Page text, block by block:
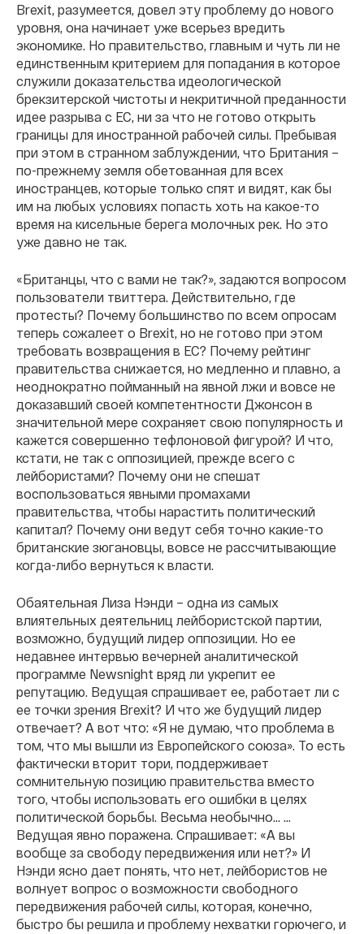
Brexit, разумеется, довел эту проблему до нового
уровня, она начинает уже всерьез вредить
экономике. Но правительство, главным и чуть ли не
единственным критерием для попадания в которое
служили доказательства идеологической
брекзитерской чистоты и некритичной преданности
идее разрыва с ЕС, ни за что не готово открыть
границы для иностранной рабочей силы. Пребывая
при этом в странном заблуждении, что Британия –
по-прежнему земля обетованная для всех
иностранцев, которые только спят и видят, как бы
им на любых условиях попасть хоть на какое-то
время на кисельные берега молочных рек. Но это
уже давно не так.
«Британцы, что с вами не так?», задаются вопросом
пользователи твиттера. Действительно, где
протесты? Почему большинство по всем опросам
теперь сожалеет о Brexit, но не готово при этом
требовать возвращения в ЕС? Почему рейтинг
правительства снижается, но медленно и плавно, а
неоднократно пойманный на явной лжи и вовсе не
доказавший своей компетентности Джонсон в
значительной мере сохраняет свою популярность и
кажется совершенно тефлоновой фигурой? И что,
кстати, не так с оппозицией, прежде всего с
лейбористами? Почему они не спешат
воспользоваться явными промахами
правительства, чтобы нарастить политический
капитал? Почему они ведут себя точно какие-то
британские зюгановцы, вовсе не рассчитывающие
когда-либо вернуться к власти.
Обаятельная Лиза Нэнди – одна из самых
влиятельных деятельниц лейбористской партии,
возможно, будущий лидер оппозиции. Но ее
недавнее интервью вечерней аналитической
программе Newsnight вряд ли укрепит ее
репутацию. Ведущая спрашивает ее, работает ли с
ее точки зрения Brexit? И что же будущий лидер
отвечает? А вот что: «Я не думаю, что проблема в
том, что мы вышли из Европейского союза». То есть
фактически вторит тори, поддерживает
сомнительную позицию правительства вместо
того, чтобы использовать его ошибки в целях
политической борьбы. Весьма необычно… …
Ведущая явно поражена. Спрашивает: «А вы
вообще за свободу передвижения или нет?» И
Нэнди ясно дает понять, что нет, лейбористов не
волнует вопрос о возможности свободного
передвижения рабочей силы, которая, конечно,
быстро бы решила и проблему нехватки горючего, и